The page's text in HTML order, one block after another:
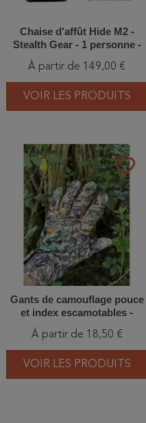
Chaise d'affût Hide M2 ​​-
Stealth Gear - 1 personne -
À partir de 149,00 €
VOIR LES PRODUITS
favorite_border
Gants de camouflage pouce
et index escamotables -
Tragopan - S - M - L - XL/XXL
À partir de 18,50 €
VOIR LES PRODUITS